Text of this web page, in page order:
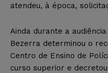
atendeu, à época,
Ainda durante a
Bezerra determinou o
Centro de Ensino de
curso superior e